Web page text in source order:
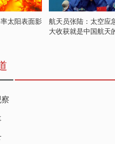
太阳表面影
航天员张陆：太空应
大收获就是中国航天